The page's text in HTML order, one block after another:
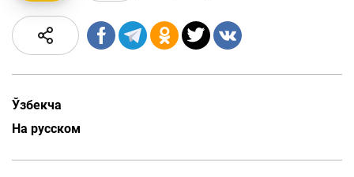
Ўзбекча
На русском